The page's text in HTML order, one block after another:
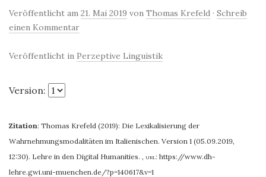
Veröffentlicht am 21. Mai 2019 von Thomas Krefeld · Schreib
einen Kommentar
Veröffentlicht in Perzeptive Linguistik
Version:
Zitation: Thomas Krefeld (2019): Die Lexikalisierung der
Wahrnehmungsmodalitäten im Italienischen. Version 1 (05.09.2019,
12:30). Lehre in den Digital Humanities. , url: https://www.dh-
lehre.gwi.uni-muenchen.de/?p=140617&v=1